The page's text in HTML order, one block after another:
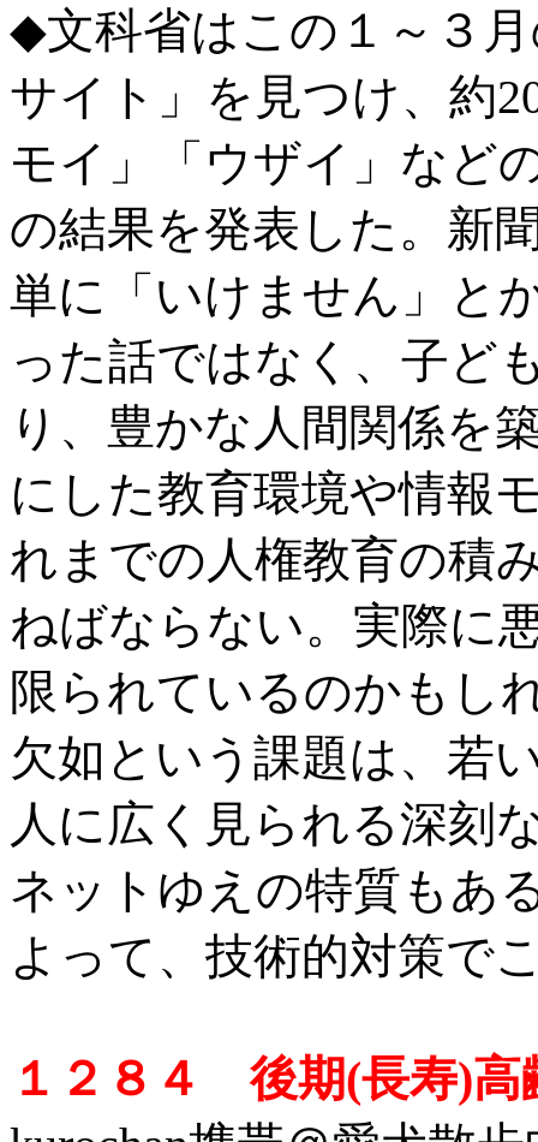
◆文科省はこの１～３
サイト」を見つけ、約
モイ」「ウザイ」など
の結果を発表した。新
単に「いけません」と
った話ではなく、子ど
り、豊かな人間関係を
にした教育環境や情報
れまでの人権教育の積
ねばならない。実際に
限られているのかもし
欠如という課題は、若
人に広く見られる深刻
ネットゆえの特質もあ
よって、技術的対策で
１２８４ 後期(長寿)高